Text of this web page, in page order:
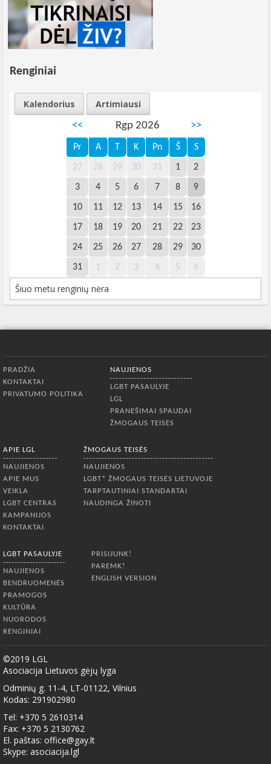
Renginiai
Kalendorius
Artimiausi
<<
Rgp 2026 >>
Pr A T K Pn Š S
27 28 29 30 31 1 2
3 4 5 6 7 8 9
10 11 12 13 14 15 16
17 18 19 20 21 22 23
24 25 26 27 28 29 30
31 1 2 3 4 5 6
Šiuo metu renginių nėra
PRADŽIA
KONTAKTAI
PRIVATUMO POLITIKA
NAUJIENOS
LGBT PASAULYJE
LGL
PRANEŠIMAI SPAUDAI
ŽMOGAUS TEISĖS
APIE LGL
NAUJIENOS
APIE MUS
VEIKLA
LGBT CENTRAS
KAMPANIJOS
KONTAKTAI
ŽMOGAUS TEISĖS
NAUJIENOS
LGBT* ŽMOGAUS TEISĖS LIETUVOJE
TARPTAUTINIAI STANDARTAI
NAUDINGA ŽINOTI
LGBT PASAULYJE
NAUJIENOS
BENDRUOMENĖS
PRAMOGOS
KULTŪRA
NUORODOS
RENGINIAI
PRISIJUNK!
PAREMK!
ENGLISH VERSION
©2019 LGL
Asociacija Lietuvos gėjų lyga
Odminių g. 11-4, LT-01122, Vilnius
Kodas: 291902980
Tel: +370 5 2610314
Fax: +370 5 2130762
El. paštas: office@gay.lt
Skype: asociacija.lgl